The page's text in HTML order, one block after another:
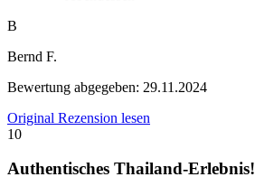
B
Bernd F.
Bewertung abgegeben: 29.11.2024
Original Rezension lesen
10
Authentisches Thailand-Erlebnis!